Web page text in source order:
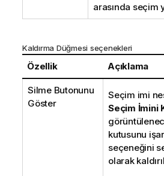
arasında seçim
Kaldırma Düğmesi seçenekleri
Özellik Açıklama
Silme Butonunu
Göster
Seçim imi
Seçim İmini
kutusunu
seçeneğini
olarak